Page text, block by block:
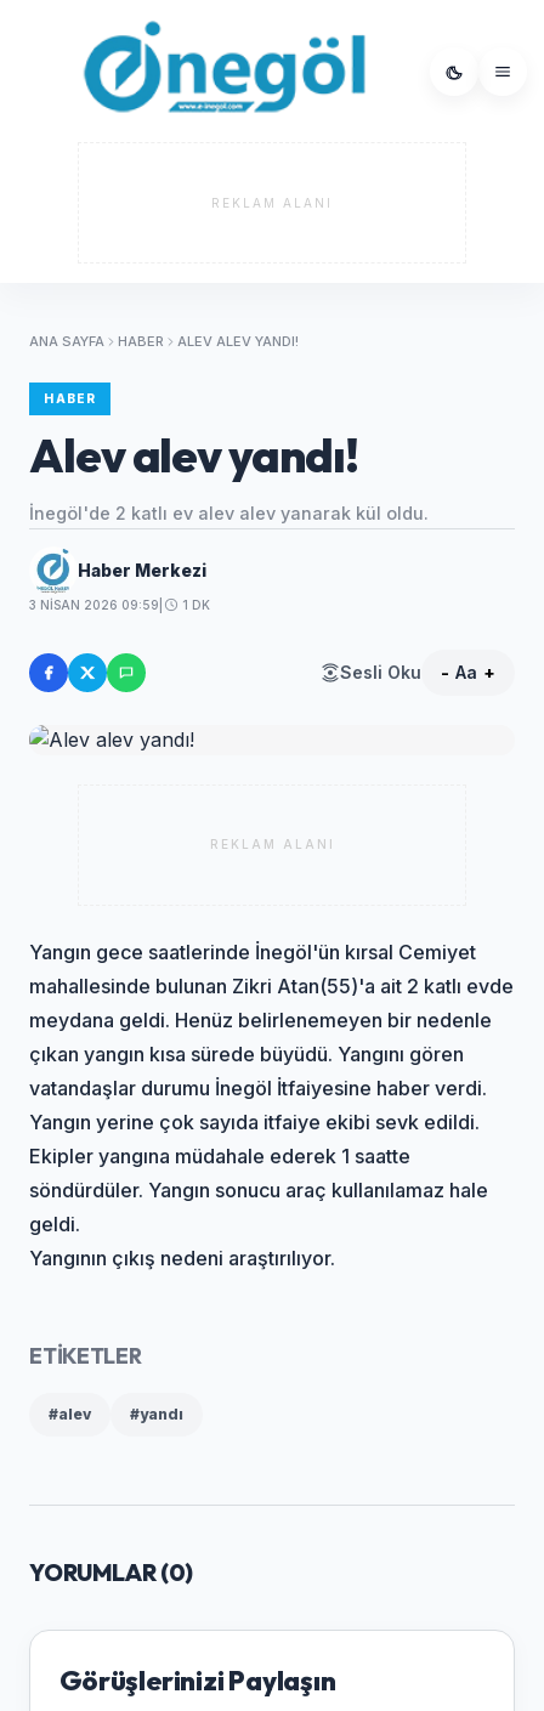
REKLAM ALANI
ANA SAYFA HABER ALEV ALEV YANDI!
HABER
Alev alev yandı!
İnegöl'de 2 katlı ev alev alev yanarak kül oldu.
Haber Merkezi
3 NISAN 2026 09:59 1 DK
Sesli Oku - Aa +
REKLAM ALANI
Yangın gece saatlerinde İnegöl'ün kırsal Cemiyet
mahallesinde bulunan Zikri Atan(55)'a ait 2 katlı evde
meydana geldi. Henüz belirlenemeyen bir nedenle
çıkan yangın kısa sürede büyüdü. Yangını gören
vatandaşlar durumu İnegöl İtfaiyesine haber verdi.
Yangın yerine çok sayıda itfaiye ekibi sevk edildi.
Ekipler yangına müdahale ederek 1 saatte
söndürdüler. Yangın sonucu araç kullanılamaz hale
geldi.
Yangının çıkış nedeni araştırılıyor.
ETİKETLER
#alev #yandı
YORUMLAR (0)
Görüşlerinizi Paylaşın